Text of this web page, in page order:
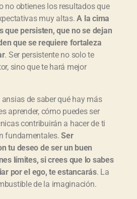
no obtienes los resultados que
muy altas.A la cima
que persisten, que no se dejan
que se requiere fortaleza
. Ser persistente no solo te
sino que te hará mejor
ansias de saber qué hay más
aprender, cómo puedes ser
contribuirán a hacer de ti
fundamentales.Ser
tu deseo de ser un buen
límites, si crees que lo sabes
por el ego, te estancarás. La
de la imaginación.